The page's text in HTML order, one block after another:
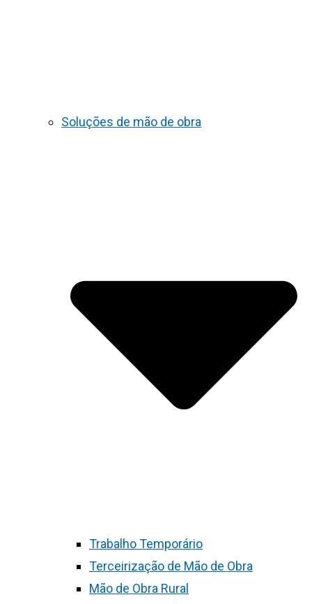
Soluções de mão de obra
Trabalho Temporário
Terceirização de Mão de Obra
Mão de Obra Rural